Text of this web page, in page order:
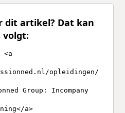
dit artikel? Dat kan
volgt:
<a
opleidingen/
Group: Incompany
a>